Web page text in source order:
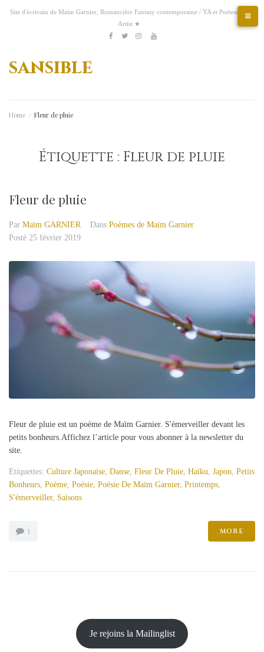
Site d'écrivain de Maïm Garnier, Romancière Fantasy contemporaine / YA et Poétesse &
Artist ★
Etsy
sansible
Home / Fleur de pluie
Étiquette : Fleur de pluie
Fleur de pluie
Par Maïm GARNIER Dans Poèmes de Maïm Garnier
Posté 25 février 2019
Fleur de pluie est un poème de Maïm Garnier. S'émerveiller devant les
petits bonheurs.Affichez l’article pour vous abonner à la newsletter du
site.
Etiquettes: Culture Japonaise Danse Fleur De Pluie Haïku Japon Petits
Bonheurs Poème Poésie Poésie De Maïm Garnier, Printemps
S'émerveiller, Saisons
1 MORE
Je rejoins la Mailinglist